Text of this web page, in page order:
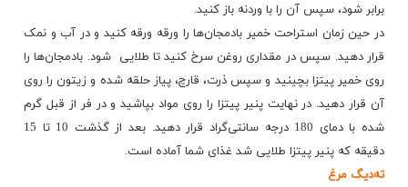
برابر شود، سپس آن را با وردنه باز کنید.
در حین زمان استراحت خمیر بادمجان‌ها را ورقه ورقه کنید و در آب و نمک
قرار دهید. سپس در مقداری روغن سرخ کنید تا طلایی ​ شود. بادمجان‌ها را
روی خمیر پیتزا بچینید و سپس ذرت، قارچ، پیاز حلقه شده و زیتون را روی
آن قرار دهید. در نهایت پنیر پیتزا را روی مواد بپاشید و در فر از قبل گرم
شده با دمای 180 درجه سانتی‌گراد قرار دهید. بعد از گذشت 10 تا 15
دقیقه که پنیر پیتزا طلایی شد غذای شما آماده است.
ته‌دیگ مرغ